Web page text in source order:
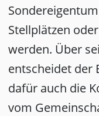
Stellplätzen
werden. Über
entscheidet der
dafür auch die
vom